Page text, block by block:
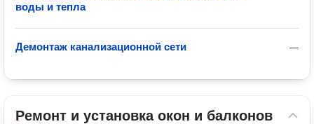
воды и тепла
—
Демонтаж канализационной сети
Ремонт и установка окон и балконов